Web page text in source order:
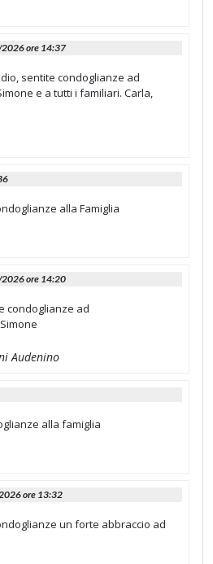
ore 14:37
sentite condoglianze ad
e a tutti i familiari. Carla,
alla Famiglia
ore 14:20
condoglianze ad
Audenino
alla famiglia
ore 13:32
un forte abbraccio ad